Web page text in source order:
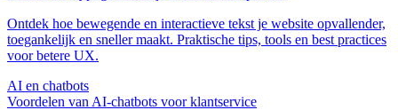
Ontdek hoe bewegende en interactieve tekst je website opvallender,
toegankelijk en sneller maakt. Praktische tips, tools en best practices
voor betere UX.
AI en chatbots
Voordelen van AI‑chatbots voor klantservice